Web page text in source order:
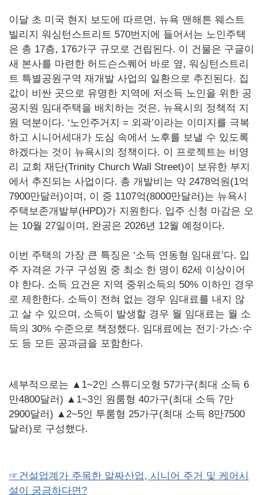
이달 초 미국 현지 보도에 따르면, 뉴욕 맨해튼 웨스트
빌리지 워싱턴스트리트 570번지에 들어서는 노인주택
은 총 17층, 176가구 규모로 건립된다. 이 건물은 구글이
새 본사를 마련한 허드슨스퀘어 바로 옆, 워싱턴스트리
트 특별공원구역 재개발 사업의 일환으로 추진된다. 집
값이 비싼 곳으로 유명한 지역에 저소득 노인을 위한 공
공지원 임대주택을 배치하는 것은, 뉴욕시의 정책적 지
원 덕분이다. ‘노인주거지 = 외곽’이라는 이미지를 극복
하고 시니어세대가 도심 속에서 노후를 보낼 수 있도록
하겠다는 것이 뉴욕시의 정책이다. 이 프로젝트는 비영
리 교회 재단(Trinity Church Wall Street)이 보유한 부지
에서 추진되는 사업이다. 총 개발비는 약 2478억원(1억
7900만달러)이며, 이 중 1107억(8000만달러)는 뉴욕시
주택보존개발부(HPD)가 지원한다. 입주 신청 마감은 오
는 10월 27일이며, 완공은 2026년 12월 예정이다.
이번 주택의 가장 큰 특징은 ‘소득 연동형 임대료’다. 입
주 자격은 가구 구성원 중 최소 한 명이 62세 이상이어
야 한다. 소득 요건은 지역 중위소득의 50% 이하인 경우
로 제한한다. 소득이 전혀 없는 경우 임대료를 내지 않
고 살 수 있으며, 소득이 발생할 경우 월 임대료는 월 소
득의 30% 수준으로 책정했다. 임대료에는 전기·가스·수
도 등 모든 공과금을 포함한다.
세부적으로는 ▲1~2인 스튜디오형 57가구(최대 소득 6
만4800달러) ▲1~3인 원룸형 40가구(최대 소득 7만
2900달러) ▲2~5인 투룸형 25가구(최대 소득 8만7500
달러)로 구성했다.
☞건설업계가 주목한 알짜산업, 시니어 주거 및 케어시
설이 궁금하다면?